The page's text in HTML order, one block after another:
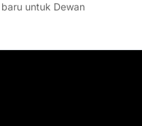
untuk Dewan